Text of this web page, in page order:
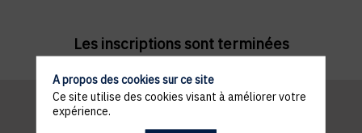
Les inscriptions sont terminées
A propos des cookies sur ce site
Ce site utilise des cookies visant à améliorer votre
expérience.